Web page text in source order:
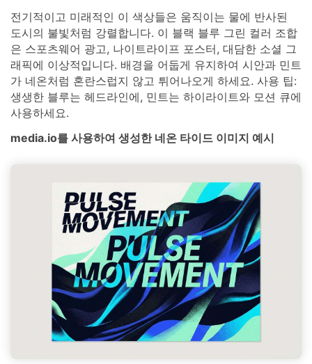
전기적이고 미래적인 이 색상들은 움직이는 물에 반사된
도시의 불빛처럼 강렬합니다. 이 블랙 블루 그린 컬러 조합
은 스포츠웨어 광고, 나이트라이프 포스터, 대담한 소셜 그
래픽에 이상적입니다. 배경을 어둡게 유지하여 시안과 민트
가 네온처럼 혼란스럽지 않고 튀어나오게 하세요. 사용 팁:
생생한 블루는 헤드라인에, 민트는 하이라이트와 모션 큐에
사용하세요.
media.io를 사용하여 생성한 네온 타이드 이미지 예시